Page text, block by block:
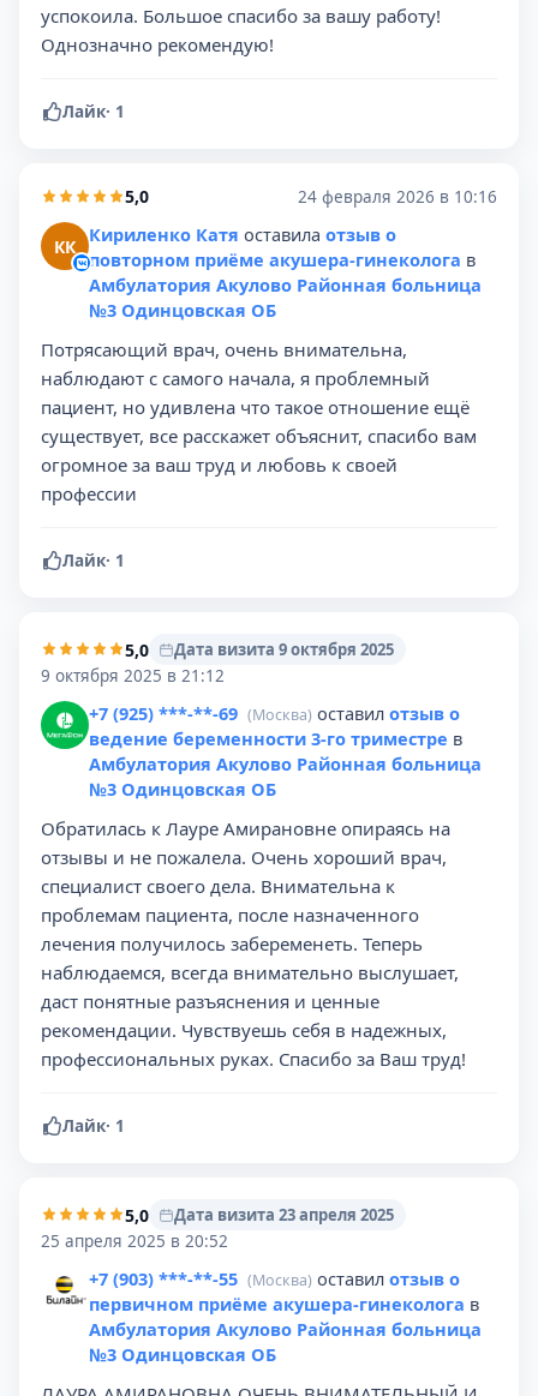
успокоила. Большое спасибо за вашу работу!
Однозначно рекомендую!
Лайк· 1
5,0 24 февраля 2026 в 10:16
КК Кириленко Катя оставила отзыв о
повторном приёме акушера-гинеколога в
Амбулатория Акулово Районная больница
№3 Одинцовская ОБ
Потрясающий врач, очень внимательна,
наблюдают с самого начала, я проблемный
пациент, но удивлена что такое отношение ещё
существует, все расскажет объяснит, спасибо вам
огромное за ваш труд и любовь к своей
профессии
Лайк· 1
5,0
Дата визита 9 октября 2025
9 октября 2025 в 21:12
+7 (925) ***-**-69 (Москва) оставил отзыв о
ведение беременности 3-го триместре в
Амбулатория Акулово Районная больница
№3 Одинцовская ОБ
Обратилась к Лауре Амирановне опираясь на
отзывы и не пожалела. Очень хороший врач,
специалист своего дела. Внимательна к
проблемам пациента, после назначенного
лечения получилось забеременеть. Теперь
наблюдаемся, всегда внимательно выслушает,
даст понятные разъяснения и ценные
рекомендации. Чувствуешь себя в надежных,
профессиональных руках. Спасибо за Ваш труд!
Лайк· 1
5,0
Дата визита 23 апреля 2025
25 апреля 2025 в 20:52
+7 (903) ***-**-55 (Москва) оставил отзыв о
первичном приёме акушера-гинеколога в
Амбулатория Акулово Районная больница
№3 Одинцовская ОБ